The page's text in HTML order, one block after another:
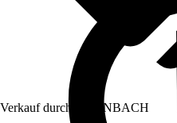
Verkauf durch: HORNBACH